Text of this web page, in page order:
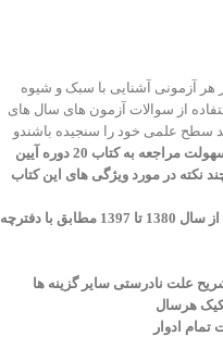
آزمونی آشنایی با سبک و شیوه
از سوالات آزمون های سال های
سطح علمی خود را سنجیده باشندو
جهت سهولت مراجعه به کتاب 20 دوره آیین
نکته در مورد ویژگی های این کتاب
گرداوری 20 دوره سوالات ایین دادرسی کیفری از سال 1380 تا 1397 مطابق با دفترچه
علت نادرستی سایر گزینه ها
هرسال
ادوار